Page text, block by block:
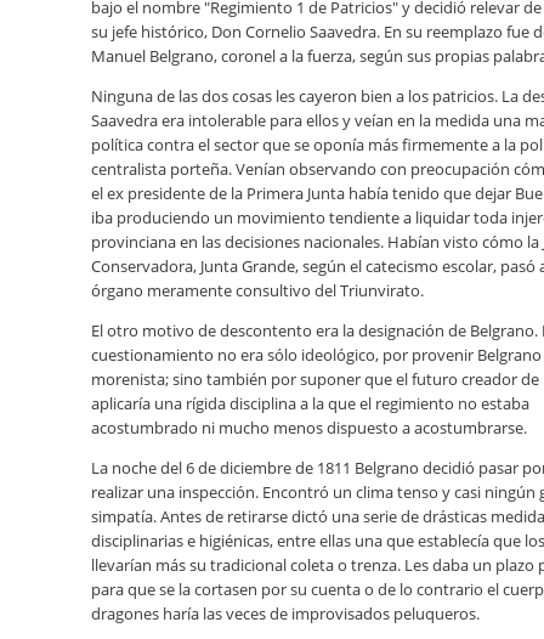
bajo el nombre "Regimiento 1 de Patricios" y decidió relevar
su jefe histórico, Don Cornelio Saavedra. En su reemplazo fue
Manuel Belgrano, coronel a la fuerza, según sus propias
Ninguna de las dos cosas les cayeron bien a los patricios. La
Saavedra era intolerable para ellos y veían en la medida una
política contra el sector que se oponía más firmemente a la
centralista porteña. Venían observando con preocupación
el ex presidente de la Primera Junta había tenido que dejar
iba produciendo un movimiento tendiente a liquidar toda
provinciana en las decisiones nacionales. Habían visto cómo la
Conservadora, Junta Grande, según el catecismo escolar, pasó
órgano meramente consultivo del Triunvirato.
El otro motivo de descontento era la designación de Belgrano.
cuestionamiento no era sólo ideológico, por provenir
morenista; sino también por suponer que el futuro creador de
aplicaría una rígida disciplina a la que el regimiento no estaba
acostumbrado ni mucho menos dispuesto a acostumbrarse.
La noche del 6 de diciembre de 1811 Belgrano decidió pasar
realizar una inspección. Encontró un clima tenso y casi ningún
simpatía. Antes de retirarse dictó una serie de drásticas
disciplinarias e higiénicas, entre ellas una que establecía que
llevarían más su tradicional coleta o trenza. Les daba un plazo
para que se la cortasen por su cuenta o de lo contrario el
dragones haría las veces de improvisados peluqueros.